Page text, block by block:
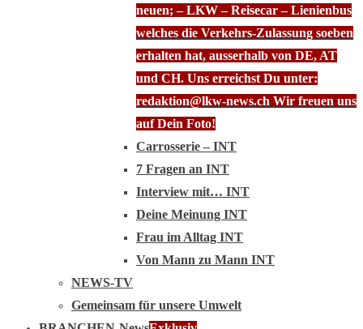
neuen; – LKW – Reisecar – Lienienbus
welches die Verkehrs-Zulassung soeben
erhalten hat, ausserhalb von DE, AT
und CH. Uns erreichst Du unter:
redaktion@lkw-news.ch Wir freuen uns
auf Dein Foto!
Carrosserie – INT
7 Fragen an INT
Interview mit… INT
Deine Meinung INT
Frau im Alltag INT
Von Mann zu Mann INT
NEWS-TV
Gemeinsam für unsere Umwelt